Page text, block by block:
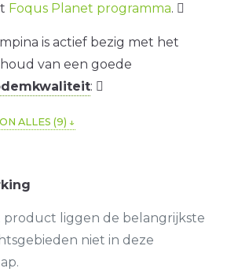
Foqus Planet programma.
is actief bezig met het
van een goede
:
ALLES (9)
product liggen de belangrijkste
niet in deze